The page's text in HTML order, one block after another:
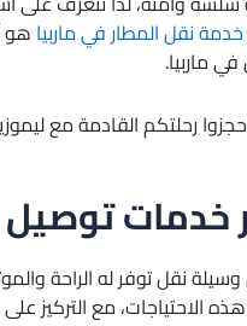
خدمة نقل المطار في ماربيا هو
ماربيا.
رحلتكم القادمة مع
خدمات
نقل توفر له الراحة
الاحتياجات، مع التركيز